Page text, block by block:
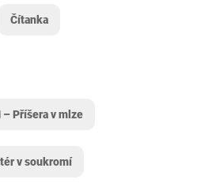
Čítanka
– Příšera v mlze
v soukromí